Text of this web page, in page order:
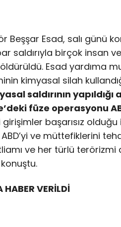
Beşşar Esad, salı günü
saldırıyla birçok insan
Esad yardıma
kimyasal silah
saldırının
füze operasyonu
başarısız
ABD’yi ve müttefiklerini
ve her türlü terörizmi
HABER VERİLDİ